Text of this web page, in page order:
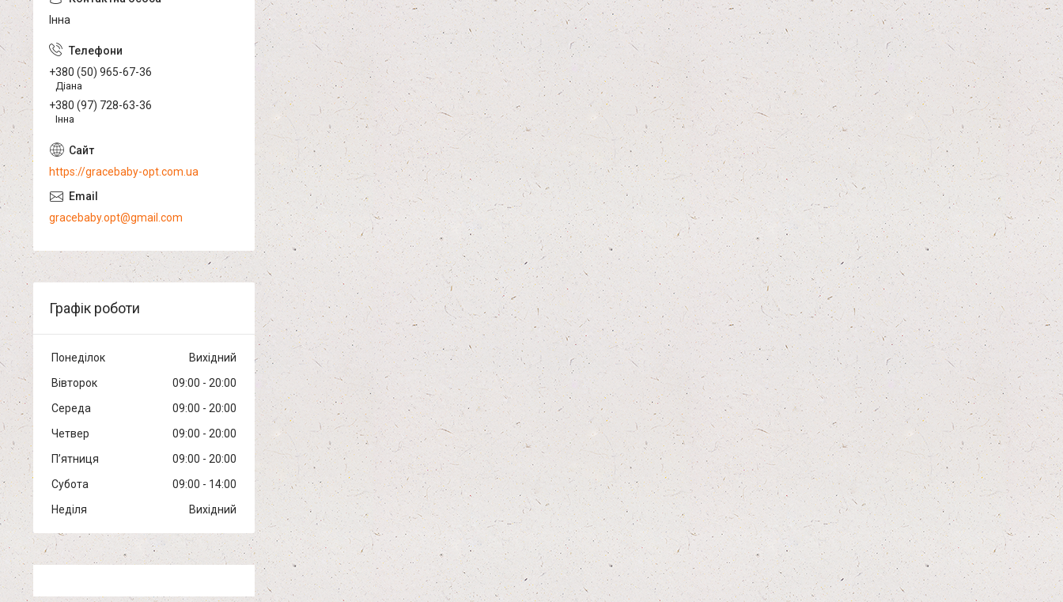
Інна
+380 (50) 965-67-36
Діана
+380 (97) 728-63-36
Інна
https://gracebaby-opt.com.ua
gracebaby.opt@gmail.com
Графік роботи
Понеділок
Вихідний
Вівторок
09:00
20:00
Середа
09:00
20:00
Четвер
09:00
20:00
Пʼятниця
09:00
20:00
Субота
09:00
14:00
Неділя
Вихідний